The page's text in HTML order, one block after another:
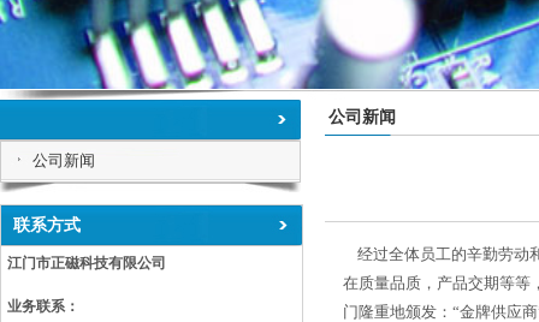
公司新闻
联系方式
江门市正磁科技有限公司
业务联系：
公司新闻
经过全体员工的辛勤劳动
在质量品质，产品交期等等
门隆重地颁发：“金牌供应商